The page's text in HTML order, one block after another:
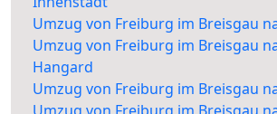
Umzug von Freiburg im Breisgau
Umzug von Freiburg im Breisgau
Hangard
Umzug von Freiburg im Breisgau